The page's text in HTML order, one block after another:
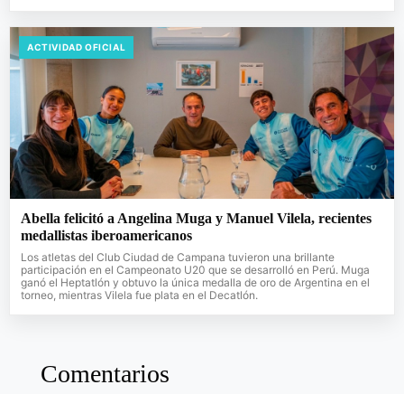
ACTIVIDAD OFICIAL
Abella felicitó a Angelina Muga y Manuel Vilela, recientes
medallistas iberoamericanos
Los atletas del Club Ciudad de Campana tuvieron una brillante
participación en el Campeonato U20 que se desarrolló en Perú. Muga
ganó el Heptatlón y obtuvo la única medalla de oro de Argentina en el
torneo, mientras Vilela fue plata en el Decatlón.
Comentarios